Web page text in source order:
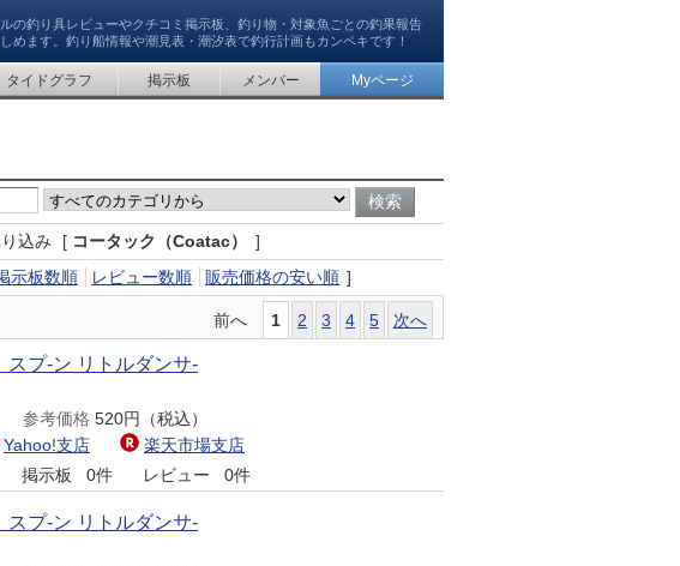
の釣り具レビューやクチコミ掲示板、釣り物・対象魚ごとの釣果報告
めます。釣り船情報や潮見表・潮汐表で釣行計画もカンペキです！
タイドグラフ 掲示板 メンバー Myページ
込み [ コータック（Coatac）
]
示板数順 レビュー数順 販売価格の安い順 ]
前へ 1 2 3 4 5 次へ
スプ-ン リトルダンサ-
参考価格 520円（税込）
Yahoo!支店
楽天市場支店
掲示板 0件 レビュー 0件
スプ-ン リトルダンサ-